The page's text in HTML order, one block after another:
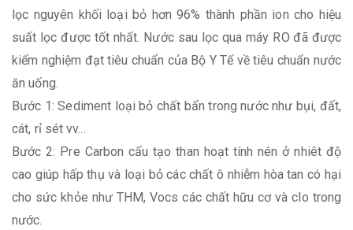
lọc nguyên khối loại bỏ hơn 96% thành phần ion cho hiệu
suất lọc được tốt nhất. Nước sau lọc qua máy RO đã được
kiểm nghiệm đạt tiêu chuẩn của Bộ Y Tế về tiêu chuẩn nước
ăn uống.
Bước 1: Sediment loại bỏ chất bẩn trong nước như bụi, đất,
cát, rỉ sét vv...
Bước 2: Pre Carbon cấu tạo than hoạt tính nén ở nhiêt độ
cao giúp hấp thụ và loại bỏ các chất ô nhiễm hòa tan có hại
cho sức khỏe như THM, Vocs các chất hữu cơ và clo trong
nước.